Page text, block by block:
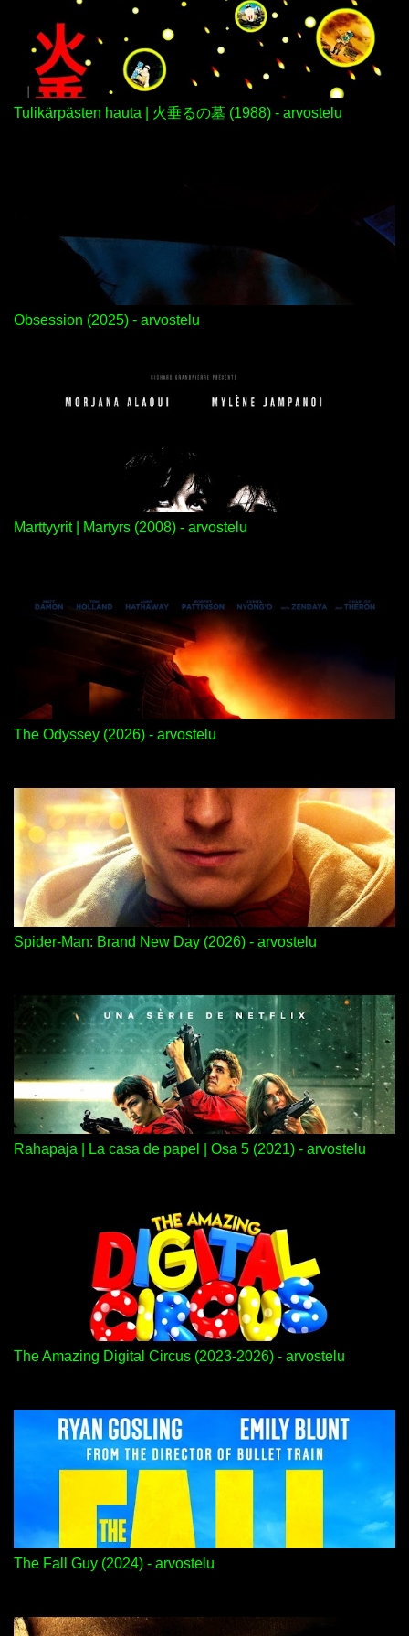
Tulikärpästen hauta | 火垂るの墓 (1988) - arvostelu
Obsession (2025) - arvostelu
Marttyyrit | Martyrs (2008) - arvostelu
The Odyssey (2026) - arvostelu
Spider-Man: Brand New Day (2026) - arvostelu
Rahapaja | La casa de papel | Osa 5 (2021) - arvostelu
The Amazing Digital Circus (2023-2026) - arvostelu
The Fall Guy (2024) - arvostelu